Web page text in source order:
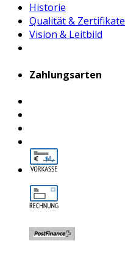
Historie
Qualität & Zertifikate
Vision & Leitbild
Zahlungsarten